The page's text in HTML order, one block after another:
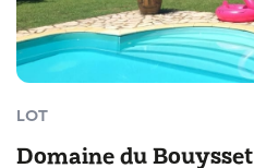
LOT
Domaine du Bouysset